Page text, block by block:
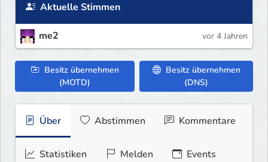
Aktuelle Stimmen
me2 vor 4 Jahren
Besitz übernehmen
(MOTD)
Besitz übernehmen
(DNS)
Über Abstimmen Kommentare
Statistiken Melden Events